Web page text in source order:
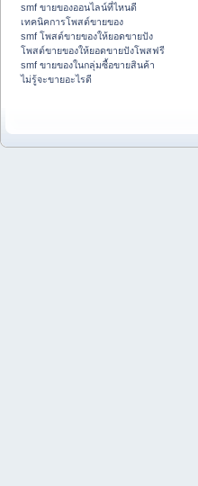
smf ขายของออนไลน์ที่ไหนดี
เทคนิคการโพสต์ขายของ
smf โพสต์ขายของให้ยอดขายปัง
โพสต์ขายของให้ยอดขายปังโพสฟรี
smf ขายของในกลุ่มซื้อขายสินค้า
ไม่รู้จะขายอะไรดี